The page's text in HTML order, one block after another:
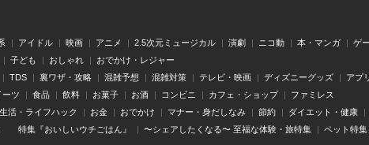
アイドル 映画 アニメ 2.5次元ミュージカル 演劇 ニコ動 本・マンガ ゲ
子ども おしゃれ おでかけ・レジャー
TDS 裏ワザ・攻略 混雑予想 混雑対策 テレビ・映画 ディズニーグッズ アプ
ーツ 食品 飲料 お菓子 お酒 コンビニ カフェ・ショップ ファミレス
生活・ライフハック お金 おでかけ マナー・身だしなみ 節約 ダイエット・健康
特集『おいしいウチごはん』 〜シェアしたくなる〜 至福な体験・旅特集 ペット特集